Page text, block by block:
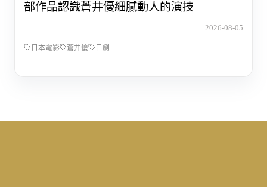
部作品認識蒼井優細膩動人的演技
2026-08-05
日本電影 蒼井優 日劇